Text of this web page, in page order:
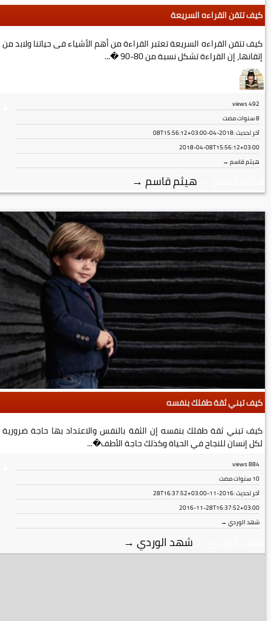
كيف تتقن القراءه السريعة
كيف تتقن القراءه السريعة تعتبر القراءة من أهم الأشياء فى حياتنا ولابد من
إتقانها، إن القراءة تشكل نسبة من 80-90 �...
492
views
8 سنوات مضت
آخر تحديث :2018-04-08T15:56:12+03:00
2018-04-08T15:56:12+03:00
هيثم قاسم →
هيثم قاسم →
كيف تبني ثقة طفلك بنفسه
كيف تبني ثقة طفلك بنفسه إن الثقة بالنفس والاعتداد بها حاجة ضرورية
لكل إنسان للنجاح في الحياة وكذلك حاجة الأطف�...
884
views
10 سنوات مضت
آخر تحديث :2016-11-28T16:37:52+03:00
2016-11-28T16:37:52+03:00
شهد الوردي →
شهد الوردي →